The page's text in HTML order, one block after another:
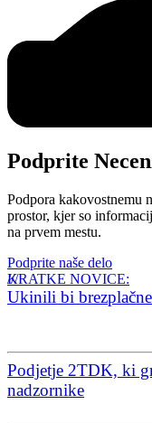
Podprite
Podpora kakovostnemu
prostor, kjer so
na prvem mestu.
Podprite naše delo
KRATKE NOVICE:
Ukinili bi brezplačne
Podjetje 2TDK, ki
nadzornike